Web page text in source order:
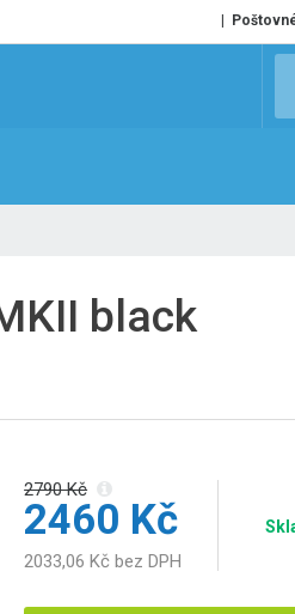
e
black
2790 Kč
2460 Kč
2033,06 Kč bez DPH